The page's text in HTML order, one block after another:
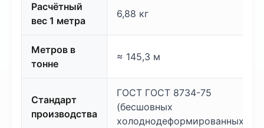
Расчётный
вес 1 метра
6,88 кг
Метров в
тонне
≈ 145,3 м
Стандарт
производства
ГОСТ ГОСТ 8734-75
(бесшовных
холоднодеформированных)